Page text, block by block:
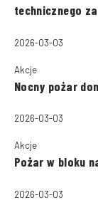
technicznego
2026-03-03
Akcje
Nocny pożar
2026-03-03
Akcje
Pożar w bloku
2026-03-03